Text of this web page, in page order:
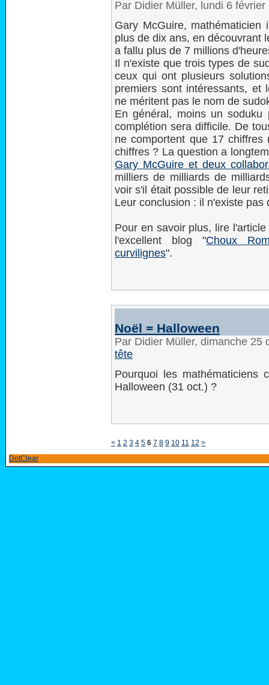
Par Didier Müller, lundi 6
Gary McGuire,
plus de dix ans, en découvrant
a fallu plus de 7 millions
Il n'existe que trois types de
ceux qui ont plusieurs
premiers sont intéressants, et
ne méritent pas le nom de
En général, moins un soduku
complétion sera difficile. De
ne comportent que 17
chiffres ? La question a
Gary McGuire et deux
milliers de milliards de
voir s'il était possible de leur
Leur conclusion : il n'existe pas
Pour en savoir plus, lire l'article
l'excellent blog "Choux
curvilignes".
Noël = Halloween
Par Didier Müller, dimanche 25
tête
Pourquoi les mathématiciens
Halloween (31 oct.) ?
< 1 2 3 4 5 6 7 8 9 10 11 12 >
DotClear